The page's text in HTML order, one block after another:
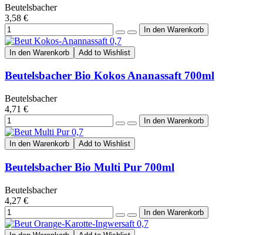
Beutelsbacher
3,58 €
In den Warenkorb Add to Wishlist
Beutelsbacher Bio Kokos Ananassaft 700ml
Beutelsbacher
4,71 €
In den Warenkorb Add to Wishlist
Beutelsbacher Bio Multi Pur 700ml
Beutelsbacher
4,27 €